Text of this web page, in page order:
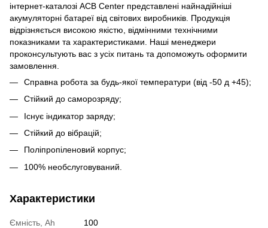
інтернет-каталозі ACB Center представлені найнадійніші
акумуляторні батареї від світових виробників. Продукція
відрізняється високою якістю, відмінними технічними
показниками та характеристиками. Наші менеджери
проконсультують вас з усіх питань та допоможуть оформити
замовлення.
Справна робота за будь-якої температури (від -50 д +45);
Стійкий до саморозряду;
Існує індикатор заряду;
Стійкий до вібрацій;
Поліпропіленовий корпус;
100% необслуговуваний.
Характеристики
Ємність, Ah
100